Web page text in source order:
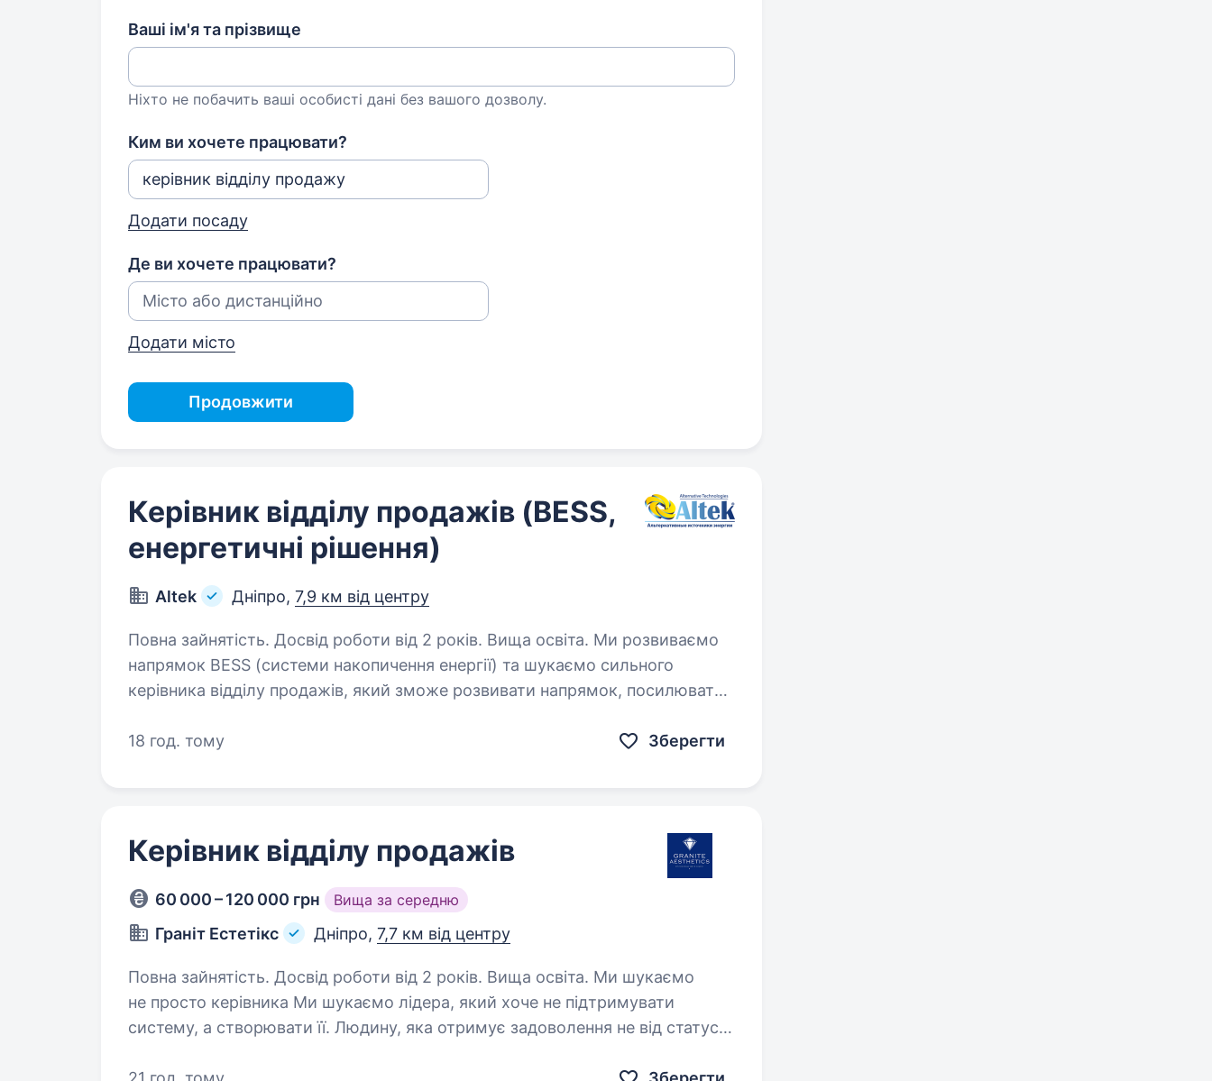
Ваші ім'я та прізвище
Ніхто не побачить ваші особисті дані без вашого дозволу.
Ким ви хочете працювати?
Додати посаду
Де ви хочете працювати?
Додати місто
Продовжити
Керівник відділу продажів (BESS,
енергетичні рішення)
Altek Дніпро, 7,9 км від центру
Повна зайнятість. Досвід роботи від 2 років. Вища освіта. Ми розвиваємо
напрямок BESS (системи накопичення енергії) та шукаємо сильного
керівника відділу продажів, який зможе розвивати напрямок, посилювати
18 год. тому
Зберегти
Керівник відділу продажів
60 000 – 120 000 грн Вища за середню
Граніт Естетікс Дніпро, 7,7 км від центру
Повна зайнятість. Досвід роботи від 2 років. Вища освіта. Ми шукаємо
не просто керівника Ми шукаємо лідера, який хоче не підтримувати
систему, а створювати її. Людину, яка отримує задоволення не від статусу,